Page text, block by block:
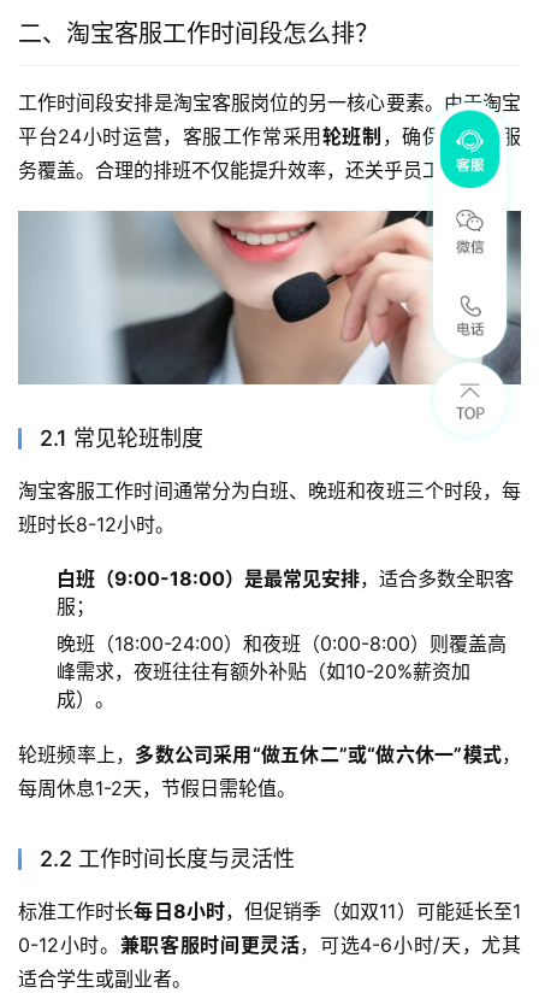
二、淘宝客服工作时间段怎么排？
工作时间段安排是淘宝客服岗位的另一核心要素。由于淘宝
平台24小时运营，客服工作常采用轮班制 ，确保全天候服
务覆盖。合理的排班不仅能提升效率，还关乎员工健康。
2.1 常见轮班制度
淘宝客服工作时间通常分为白班、晚班和夜班三个时段，每
班时长8-12小时。
白班（9:00-18:00）是最常见安排，适合多数全职客
服；
晚班（18:00-24:00）和夜班（0:00-8:00）则覆盖高
峰需求，夜班往往有额外补贴（如10-20%薪资加
成）。
轮班频率上， 多数公司采用“做五休二”或“做六休一”模式，
每周休息1-2天，节假日需轮值。
2.2 工作时间长度与灵活性
标准工作时长每日8小时，但促销季（如双11）可能延长至1
0-12小时。 兼职客服时间更灵活，可选4-6小时/天，尤其
适合学生或副业者。